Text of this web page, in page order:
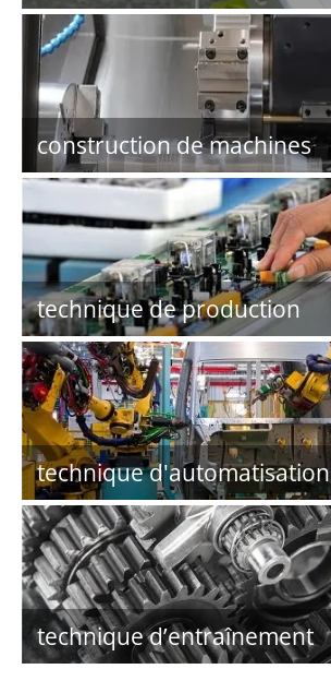
construction de machines
technique de production
technique d'automatisation
technique d’entraînement